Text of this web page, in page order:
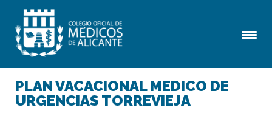
PLAN VACACIONAL MEDICO DE
URGENCIAS TORREVIEJA